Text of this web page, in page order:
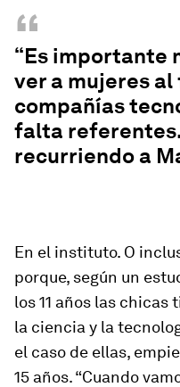
“
“Es importante
ver a mujeres
compañías
falta referentes.
recurriendo a
En el instituto. O
porque, según un
los 11 años las
la ciencia y la
el caso de ellas,
15 años. “Cuando